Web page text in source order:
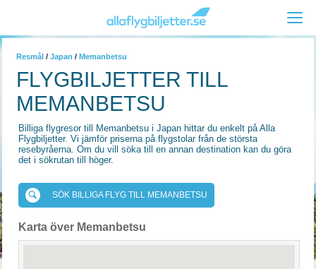
Resmål / Japan / Memanbetsu
FLYGBILJETTER TILL
MEMANBETSU
Billiga flygresor till Memanbetsu i Japan hittar du enkelt på Alla
Flygbiljetter. Vi jämför priserna på flygstolar från de största
resebyråerna. Om du vill söka till en annan destination kan du göra
det i sökrutan till höger.
SÖK BILLIGA FLYG TILL MEMANBETSU
Karta över Memanbetsu